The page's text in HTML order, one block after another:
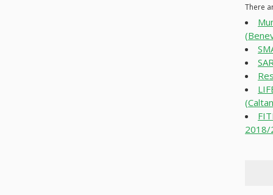
There
2018/